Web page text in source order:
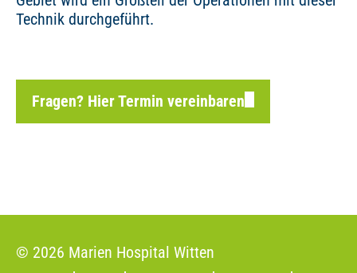
Technik durchgeführt.
Fragen? Hier Termin vereinbaren
© 2026 Marien Hospital Witten